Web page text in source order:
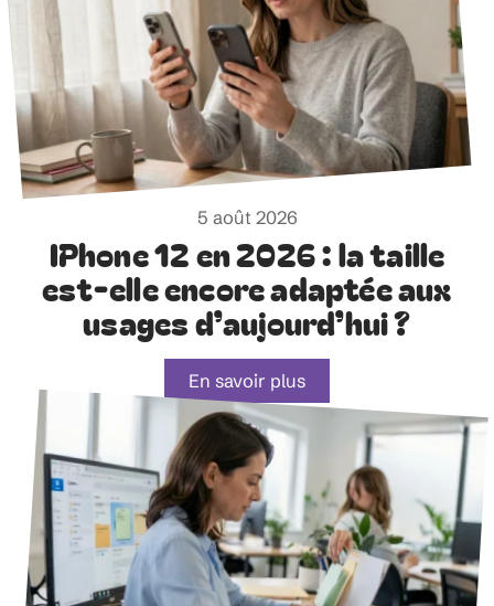
5 août 2026
IPhone 12 en 2026 : la taille
est-elle encore adaptée aux
usages d’aujourd’hui ?
En savoir plus